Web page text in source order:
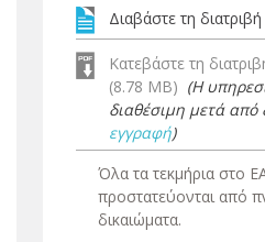
Διαβάστε τη
Κατεβάστε τη
(8.78 MB) (Η
διαθέσιμη μετά από
εγγραφή)
Όλα τα τεκμήρια στο
προστατεύονται από
δικαιώματα.